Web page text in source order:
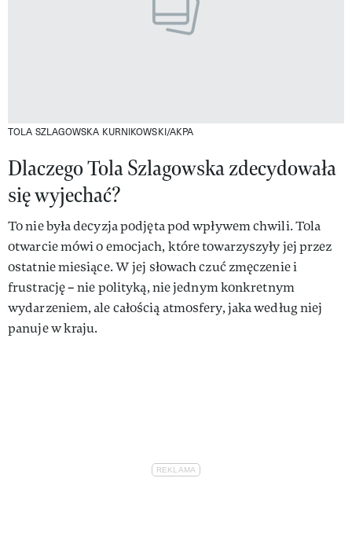
TOLA SZLAGOWSKA KURNIKOWSKI/AKPA
Dlaczego Tola Szlagowska zdecydowała
się wyjechać?
To nie była decyzja podjęta pod wpływem chwili. Tola
otwarcie mówi o emocjach, które towarzyszyły jej przez
ostatnie miesiące. W jej słowach czuć zmęczenie i
frustrację – nie polityką, nie jednym konkretnym
wydarzeniem, ale całością atmosfery, jaka według niej
panuje w kraju.